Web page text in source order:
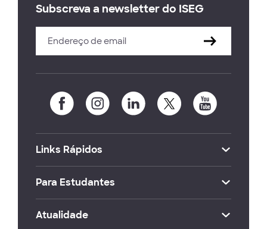
Subscreva a newsletter do ISEG
Links Rápidos
Para Estudantes
Atualidade